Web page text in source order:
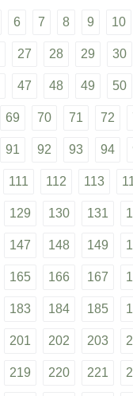
6 7 8 9 10
27 28 29 30
47 48 49 50
69 70 71 72
91 92 93 94
111 112 113
129 130 131
147 148 149
165 166 167
183 184 185
201 202 203
219 220 221